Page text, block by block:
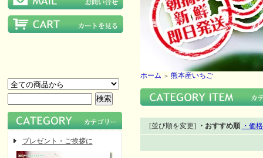
プレゼント・ご挨拶に
ホーム ＞ 熊本産いちご
[並び順を変更] ・おすすめ順 ・価